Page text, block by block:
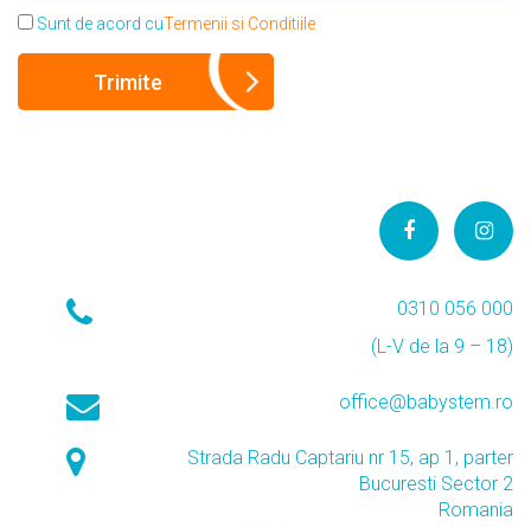
Sunt de acord cuTermenii si Conditiile
0310 056 000
(L-V de la 9 – 18)
office@babystem.ro
Strada Radu Captariu nr 15, ap 1, parter
Bucuresti Sector 2
Romania